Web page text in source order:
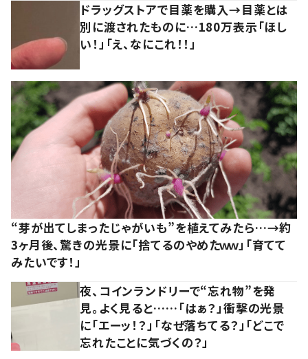
ドラッグストアで目薬を購入→目薬とは
別に渡されたものに…180万表示「ほし
い！」「え、なにこれ！！」
“芽が出てしまったじゃがいも”を植えてみたら…→約
3ヶ月後、驚きの光景に「捨てるのやめたｗｗ」「育てて
みたいです！」
夜、コインランドリーで“忘れ物”を発
見。よく見ると……「はぁ？」衝撃の光景
に「エーッ！？」「なぜ落ちてる？」「どこで
忘れたことに気づくの？」